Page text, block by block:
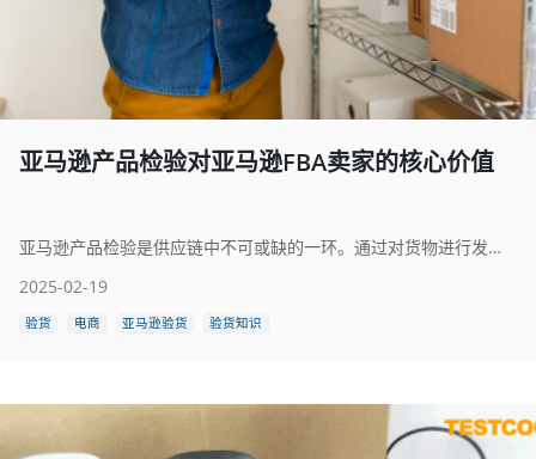
亚马逊产品检验对亚马逊FBA卖家的核心价值
亚马逊产品检验是供应链中不可或缺的一环。通过对货物进行发货前检验，可避免因质量问题导致的经济损失与客户投诉。一旦您完成付款并发出货物，便再无退路——若商品到货后才发现质量问题，为时已晚。 因此，您必须在支付尾款前确保产品完全符合技术规范与质量要求。本文将剖析质量控制对亚马逊卖家（乃至所有电商卖家）的益处，并解答关于中国境内质量控制的常见问题。
2025-02-19
验货 电商 亚马逊验货 验货知识